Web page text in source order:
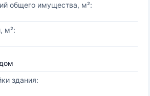
общего имущества, м²:
м²:
здания: